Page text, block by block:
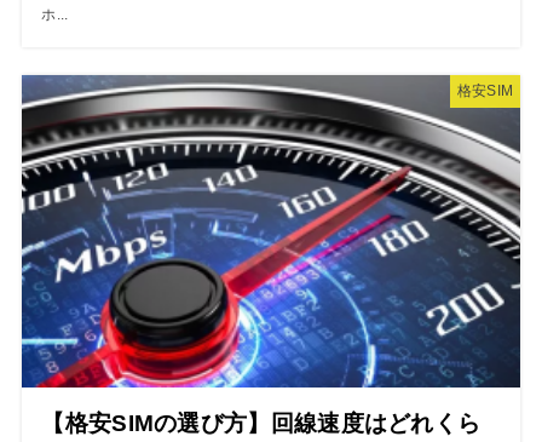
ホ...
格安SIM
【格安SIMの選び方】回線速度はどれくら